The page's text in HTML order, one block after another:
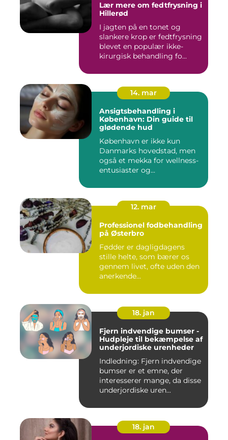
Lær mere om fedtfrysning i
Hillerød
I jagten på en tonet og
slankere krop er fedtfrysning
blevet en populær ikke-
kirurgisk behandling fo...
14. mar
Ansigtsbehandling i
København: Din guide til
glødende hud
København er ikke kun
Danmarks hovedstad, men
også et mekka for wellness-
entusiaster og...
12. mar
Professionel fodbehandling
på Østerbro
Fødder er dagligdagens
stille helte, som bærer os
gennem livet, ofte uden den
anerkende...
18. jan
Fjern indvendige bumser -
Hudpleje til bekæmpelse af
underjordiske urenheder
Indledning: Fjern indvendige
bumser er et emne, der
interesserer mange, da disse
underjordiske uren...
18. jan